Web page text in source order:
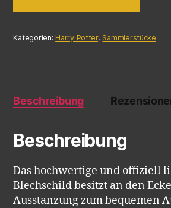
Kategorien: Harry Potter, Sammlerstücke
Beschreibung
Beschreibung
Das hochwertige und offiziell
Blechschild besitzt an den
Ausstanzung zum bequemen